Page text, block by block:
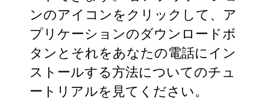
ンのアイコンをクリックして、ア
プリケーションのダウンロードボ
タンとそれをあなたの電話にイン
ストールする方法についてのチュ
ートリアルを見てください。